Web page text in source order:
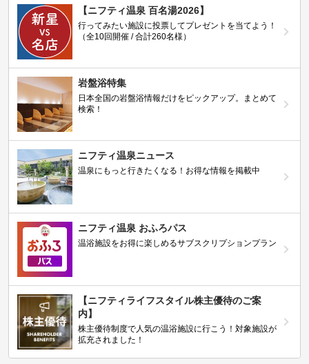
【ニフティ温泉 百名湯2026】
行ってみたい施設に投票してプレゼントを当てよう！
（全10回開催 / 合計260名様）
岩盤浴特集
日本全国の岩盤浴情報だけをピックアップ。まとめて
検索！
ニフティ温泉ニュース
温泉にもっと行きたくなる！お得な情報を掲載中
ニフティ温泉 おふろパス
温浴施設をお得に楽しめるサブスクリプションプラン
【ニフティライフスタイル株主優待のご案
内】
株主優待制度で人気の温浴施設に行こう！対象施設が
拡充されました！